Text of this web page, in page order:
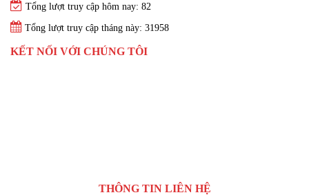
Tổng lượt truy cập hôm nay: 82
Tổng lượt truy cập tháng này: 31958
KẾT NỐI VỚI CHÚNG TÔI
THÔNG TIN LIÊN HỆ